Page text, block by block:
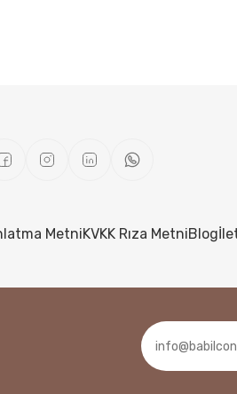
MetniKVKK Rıza MetniBlog